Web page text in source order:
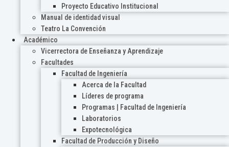
Proyecto Educativo Institucional
Manual de identidad visual
Teatro La Convención
Académico
Vicerrectora de Enseñanza y Aprendizaje
Facultades
Facultad de Ingeniería
Acerca de la Facultad
Líderes de programa
Programas | Facultad de Ingeniería
Laboratorios
Expotecnológica
Facultad de Producción y Diseño